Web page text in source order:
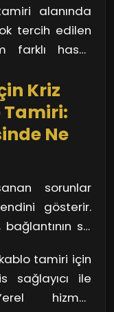
bir şekilde
alanında
tercih edilen
farklı hasar
Kriz
Tamiri:
Ne
sorunlar
gösterir.
sık
bir problem
Hemen paniğe
modem ve
tamiri için
sağlayıcı ile
hizmet